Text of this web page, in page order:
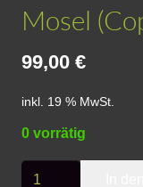
Mosel
99,00 €
inkl. 19 % MwSt.
0 vorrätig
Advanced